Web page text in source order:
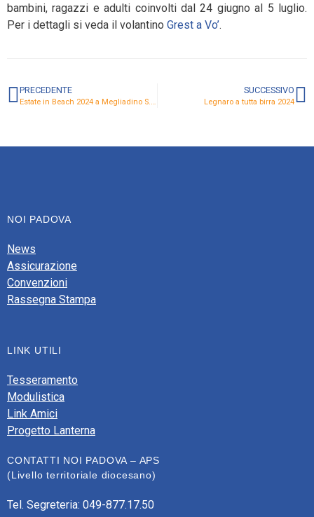
bambini, ragazzi e adulti coinvolti dal 24 giugno al 5 luglio.
Per i dettagli si veda il volantino Grest a Vo’.
PRECEDENTE
Estate in Beach 2024 a Megliadino S. F.
SUCCESSIVO
Legnaro a tutta birra 2024
NOI PADOVA
News
Assicurazione
Convenzioni
Rassegna Stampa
LINK UTILI
Tesseramento
Modulistica
Link Amici
Progetto Lanterna
CONTATTI NOI PADOVA – APS
(Livello territoriale diocesano)
Tel. Segreteria: 049-877.17.50